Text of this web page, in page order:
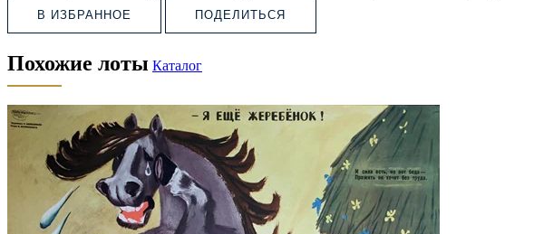
В ИЗБРАННОЕ ПОДЕЛИТЬСЯ
Похожие лоты Каталог